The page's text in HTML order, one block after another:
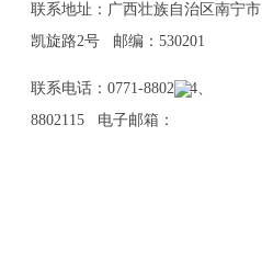
联系地址：广西壮族自治区南宁市
凯旋路2号 邮编：530201
联系电话：0771-8802114、
8802115 电子邮箱：